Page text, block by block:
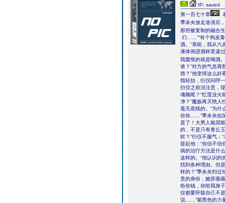
IP: saved
第一百七十章
季未央放走洛清后
那些被复制的融合
们……”“有个狗皮膏
酒。“系统，我从六
液体倒进酒杯里递
我最恨的就是喝酒
谁？”对方的气息再
猜？”他变得这么好
指轻抬，衍仪闷哼
衍仪之前没注意，
魂魄呢？“红莲业火
净？”魔族再灭绝人
毫无底线的。“为什
你你……”季未央似
是了！大男人能屈
的，不是只有青丘
软？”衍仪不服气：
提起他：“你信不信
病的治疗方法是什
这样的。”他认识的
找到各种理由。但
样的？”季未央扫过
贵的身份，她苏薇
给你钱，你给我身
仪都要怀疑自己不
说……”紫黑色的力